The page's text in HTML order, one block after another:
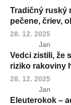
Tradičný ruský
pečene, čriev,
28. 12. 2025
Jan
Vedci zistili, že
riziko rakoviny
28. 12. 2025
Jan
Eleuterokok –